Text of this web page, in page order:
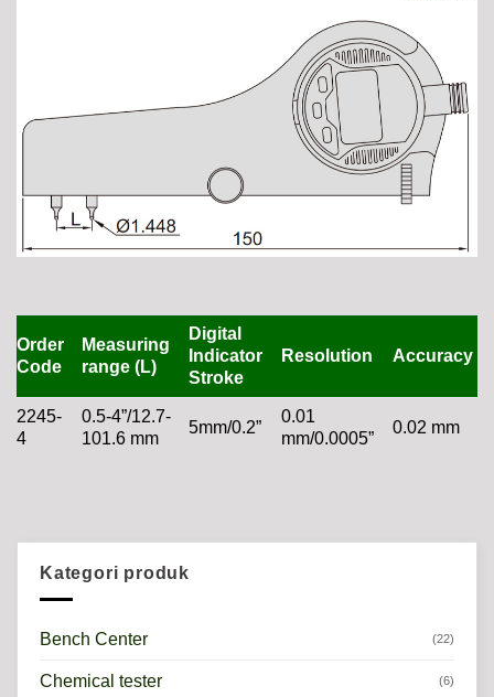
Order
Code
Measuring
range (L)
Digital
Indicator
Stroke
Resolution Accuracy
2245-
4
0.5-4”/12.7-
101.6 mm
5mm/0.2”
0.01
mm/0.0005”
0.02 mm
Kategori produk
Bench Center (22)
Chemical tester (6)